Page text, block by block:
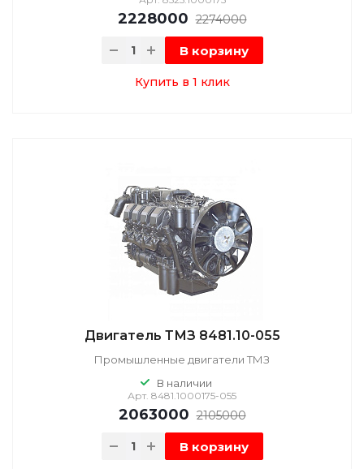
2228000 2274000
В корзину
Купить в 1 клик
Двигатель ТМЗ 8481.10-055
Промышленные двигатели ТМЗ
В наличии
Арт. 8481.1000175-055
2063000 2105000
В корзину